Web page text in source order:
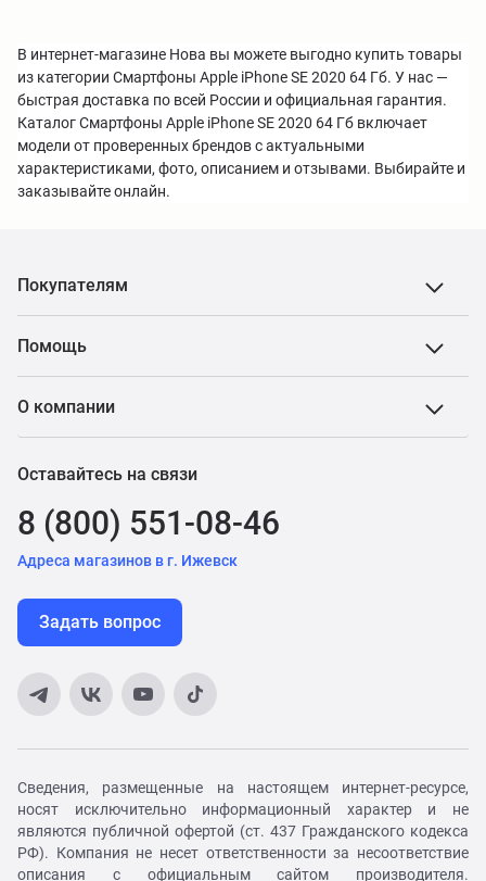
В интернет-магазине Нова вы можете выгодно купить товары
из категории Смартфоны Apple iPhone SE 2020 64 Гб. У нас —
быстрая доставка по всей России и официальная гарантия.
Каталог Смартфоны Apple iPhone SE 2020 64 Гб включает
модели от проверенных брендов с актуальными
характеристиками, фото, описанием и отзывами. Выбирайте и
заказывайте онлайн.
Покупателям
Помощь
О компании
Оставайтесь на связи
8 (800) 551-08-46
Адреса магазинов в г. Ижевск
Задать вопрос
Сведения, размещенные на настоящем интернет-ресурсе,
носят исключительно информационный характер и не
являются публичной офертой (ст. 437 Гражданского кодекса
РФ). Компания не несет ответственности за несоответствие
описания с официальным сайтом производителя.